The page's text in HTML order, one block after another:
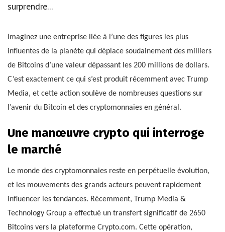
surprendre...
Imaginez une entreprise liée à l’une des figures les plus
influentes de la planète qui déplace soudainement des milliers
de Bitcoins d’une valeur dépassant les 200 millions de dollars.
C’est exactement ce qui s’est produit récemment avec Trump
Media, et cette action soulève de nombreuses questions sur
l’avenir du Bitcoin et des cryptomonnaies en général.
Une manœuvre crypto qui interroge
le marché
Le monde des cryptomonnaies reste en perpétuelle évolution,
et les mouvements des grands acteurs peuvent rapidement
influencer les tendances. Récemment, Trump Media &
Technology Group a effectué un transfert significatif de 2650
Bitcoins vers la plateforme Crypto.com. Cette opération,